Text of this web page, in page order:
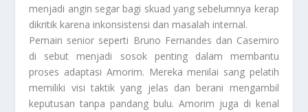
menjadi angin segar bagi skuad yang sebelumnya kerap
dikritik karena inkonsistensi dan masalah internal.
Pemain senior seperti Bruno Fernandes dan Casemiro
di sebut menjadi sosok penting dalam membantu
proses adaptasi Amorim. Mereka menilai sang pelatih
memiliki visi taktik yang jelas dan berani mengambil
keputusan tanpa pandang bulu. Amorim juga di kenal